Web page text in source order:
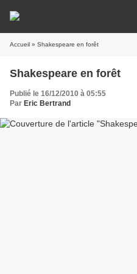
Accueil » Shakespeare en forêt
Shakespeare en forêt
Publié le 16/12/2010 à 05:55
Par Eric Bertrand